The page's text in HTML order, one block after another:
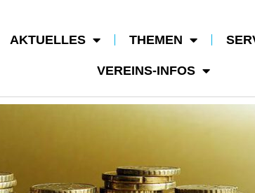
AKTUELLES THEMEN
VEREINS-INFOS